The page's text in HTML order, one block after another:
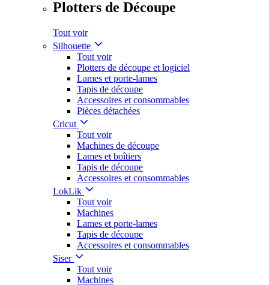
Plotters de Découpe
Tout voir
Silhouette
Tout voir
Plotters de découpe et logiciel
Lames et porte-lames
Tapis de découpe
Accessoires et consommables
Pièces détachées
Cricut
Tout voir
Machines de découpe
Lames et boîtiers
Tapis de découpe
Accessoires et consommables
LokLik
Tout voir
Machines
Lames et porte-lames
Tapis de découpe
Accessoires et consommables
Siser
Tout voir
Machines